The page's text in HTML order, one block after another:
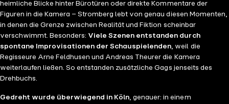
heimliche Blicke hinter Bürotüren oder direkte Kommentare der
Figuren in die Kamera – Stromberg lebt von genau diesen Momenten,
in denen die Grenze zwischen Realität und Fiktion scheinbar
verschwimmt. Besonders: Viele Szenen entstanden durch
spontane Improvisationen der Schauspielenden, weil die
Regisseure Arne Feldhusen und Andreas Theurer die Kamera
weiterlaufen ließen. So entstanden zusätzliche Gags jenseits des
Drehbuchs.
Gedreht wurde überwiegend in Köln, genauer: in einem